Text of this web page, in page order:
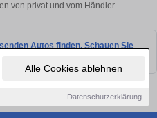
Alle Cookies ablehnen
Datenschutzerklärung
von privat und vom Händler.
Autos finden. Schauen Sie